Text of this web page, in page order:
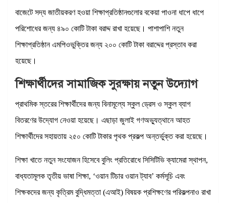
বাজেটে সদ্য জাতীয়করণ হওয়া শিক্ষাপ্রতিষ্ঠানগুলোর বকেয়া পাওনা ধাপে ধাপে
পরিশোধের জন্য ৪৯০ কোটি টাকা বরাদ্দ রাখা হয়েছে। পাশাপাশি নতুন
শিক্ষাপ্রতিষ্ঠান এমপিওভুক্তির জন্য ২০০ কোটি টাকা বরাদ্দের প্রস্তাব করা
হয়েছে।
শিক্ষার্থীদের সামাজিক সুরক্ষায় নতুন উদ্যোগ
প্রাথমিক স্তরের শিক্ষার্থীদের জন্য বিনামূল্যে স্কুল ড্রেস ও স্কুল ব্যাগ
বিতরণের উদ্যোগ নেওয়া হয়েছে। এছাড়া জুলাই গণঅভ্যুত্থানে আহত
শিক্ষার্থীদের সহায়তায় ২৫০ কোটি টাকার পৃথক প্রকল্প অন্তর্ভুক্ত করা হয়েছে।
শিক্ষা খাতে নতুন সংযোজন হিসেবে বুলিং প্রতিরোধে সিসিটিভি ক্যামেরা স্থাপন,
বাধ্যতামূলক তৃতীয় ভাষা শিক্ষা, ‘ওয়ান টিচার ওয়ান ট্যাব’ কর্মসূচি এবং
শিক্ষকদের জন্য কৃত্রিম বুদ্ধিমত্তা (এআই) বিষয়ক প্রশিক্ষণের পরিকল্পনাও রাখা